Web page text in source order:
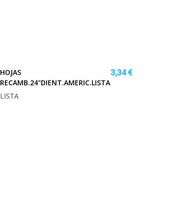
HOJAS
RECAMB.24"DIENT.AMERIC.LISTA
3,34 €
LISTA